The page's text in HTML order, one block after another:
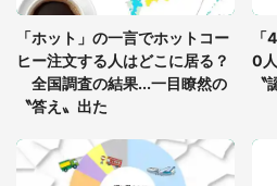
真夏の山道で見知らぬ
（山口県・30代女性）
「ホット」の一言でホットコー
ヒー注文する人はどこに居る？
全国調査の結果...一目瞭然の
〝答え〟出た
0